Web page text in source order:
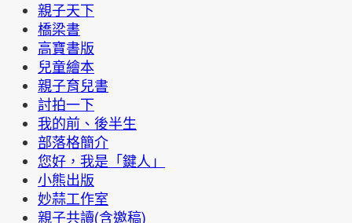
親子天下
橋梁書
高寶書版
兒童繪本
親子育兒書
討拍一下
我的前、後半生
部落格簡介
您好，我是「鍵人」
小熊出版
妙蒜工作室
親子共讀(含邀稿)